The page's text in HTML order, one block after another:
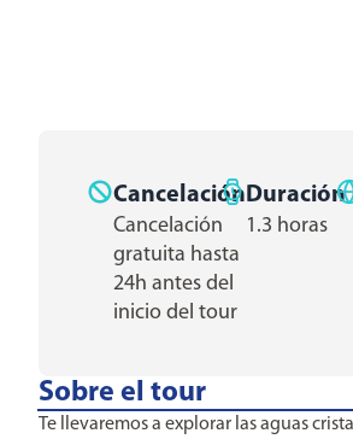
Cancelación
Cancelación
gratuita hasta
24h antes del
inicio del tour
Duración
1.3 horas
Sobre el tour
Te llevaremos a explorar las aguas